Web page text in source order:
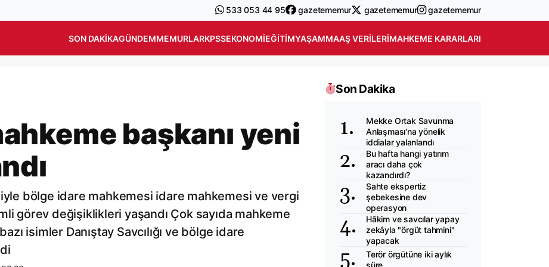
533 053 44 95 gazetememur gazetememur gazetememur
SON DAKIKAGÜNDEMMEMURLARKPSSEKONOMIEĞITIMYAŞAMMAAŞ VERILERIMAHKEME KARARLARI
başkanı yeni
bölge idare mahkemesi idare mahkemesi ve vergi
görev değişiklikleri yaşandı Çok sayıda mahkeme
isimler Danıştay Savcılığı ve bölge idare
Son Dakika
Mekke Ortak Savunma
Anlaşması'na yönelik
iddialar yalanlandı
Bu hafta hangi yatırım
aracı daha çok
kazandırdı?
Sahte ekspertiz
şebekesine dev
operasyon
Hâkim ve savcılar yapay
zekâyla "örgüt tahmini"
yapacak
Terör örgütüne iki aylık
süre